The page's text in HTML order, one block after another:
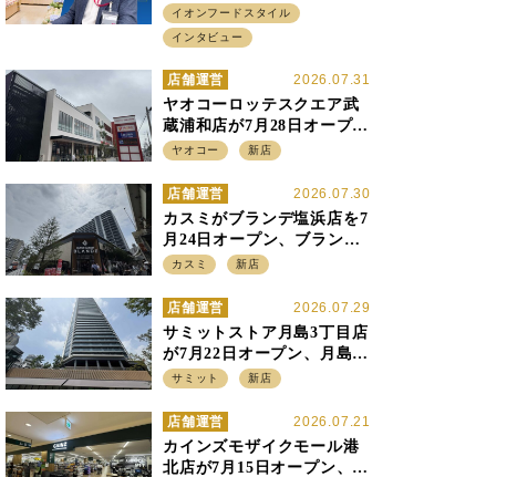
火をつける イオンフード
スタイル 平田 炎社長
イオンフードスタイル
インタビュー
2026.07.31
店舗運営
ヤオコーロッテスクエア武
蔵浦和店が7月28日オープ
ン、至近の惣菜繁盛店・武
すみ分け
ヤオコー 新店
2026.07.30
店舗運営
カスミがブランデ塩浜店を7
月24日オープン、ブランデ5
店目は生鮮、デリカ強化の
入れ
カスミ 新店
2026.07.29
店舗運営
サミットストア月島3丁目店
が7月22日オープン、月島の
58階建てタワーマンション1
を出店
サミット 新店
2026.07.21
店舗運営
カインズモザイクモール港
北店が7月15日オープン、出